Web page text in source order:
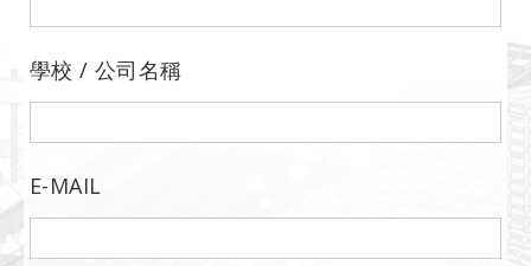
學校 / 公司名稱
E-MAIL